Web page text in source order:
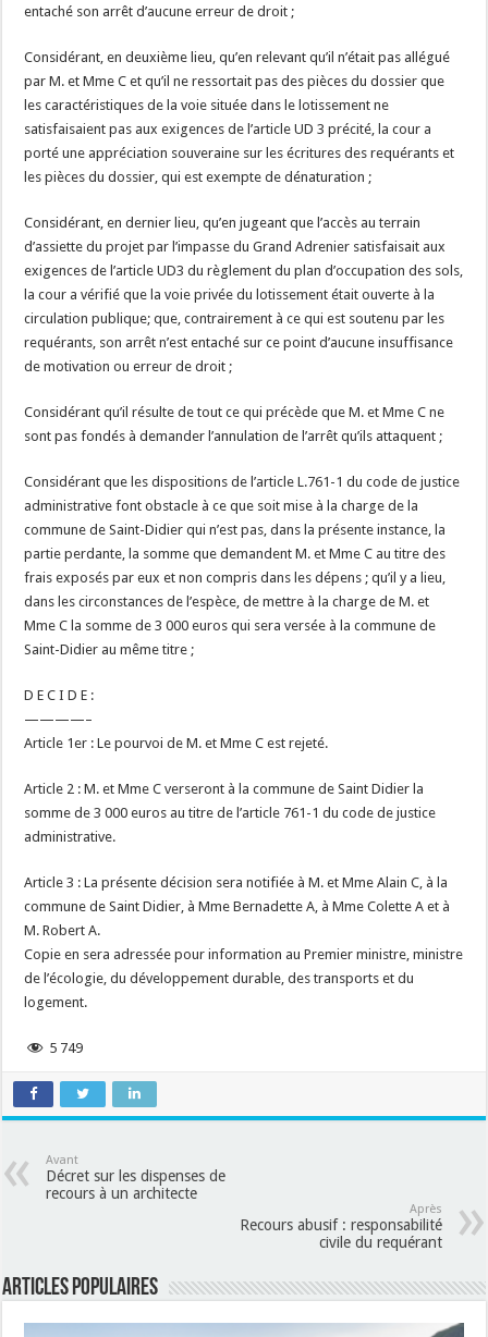
entaché son arrêt d’aucune erreur de droit ;
Considérant, en deuxième lieu, qu’en relevant qu’il n’était pas allégué
par M. et Mme C et qu’il ne ressortait pas des pièces du dossier que
les caractéristiques de la voie située dans le lotissement ne
satisfaisaient pas aux exigences de l’article UD 3 précité, la cour a
porté une appréciation souveraine sur les écritures des requérants et
les pièces du dossier, qui est exempte de dénaturation ;
Considérant, en dernier lieu, qu’en jugeant que l’accès au terrain
d’assiette du projet par l’impasse du Grand Adrenier satisfaisait aux
exigences de l’article UD3 du règlement du plan d’occupation des sols,
la cour a vérifié que la voie privée du lotissement était ouverte à la
circulation publique; que, contrairement à ce qui est soutenu par les
requérants, son arrêt n’est entaché sur ce point d’aucune insuffisance
de motivation ou erreur de droit ;
Considérant qu’il résulte de tout ce qui précède que M. et Mme C ne
sont pas fondés à demander l’annulation de l’arrêt qu’ils attaquent ;
Considérant que les dispositions de l’article L.761-1 du code de justice
administrative font obstacle à ce que soit mise à la charge de la
commune de Saint-Didier qui n’est pas, dans la présente instance, la
partie perdante, la somme que demandent M. et Mme C au titre des
frais exposés par eux et non compris dans les dépens ; qu’il y a lieu,
dans les circonstances de l’espèce, de mettre à la charge de M. et
Mme C la somme de 3 000 euros qui sera versée à la commune de
Saint-Didier au même titre ;
D E C I D E :
————–
Article 1er : Le pourvoi de M. et Mme C est rejeté.
Article 2 : M. et Mme C verseront à la commune de Saint Didier la
somme de 3 000 euros au titre de l’article 761-1 du code de justice
administrative.
Article 3 : La présente décision sera notifiée à M. et Mme Alain C, à la
commune de Saint Didier, à Mme Bernadette A, à Mme Colette A et à
M. Robert A.
Copie en sera adressée pour information au Premier ministre, ministre
de l’écologie, du développement durable, des transports et du
logement.
5 749
Avant
Décret sur les dispenses de
recours à un architecte
Après
Recours abusif : responsabilité
civile du requérant
Articles populaires